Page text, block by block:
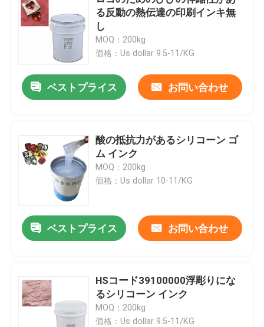
プロダクト
る反動の熱伝達の印刷インキ無
し
MOQ：200kg
価格：Us dollar 9.5-11/KG
ベストプライス お問い合わせ
酸の抵抗力があるシリコーン ゴ
ム インク
MOQ：200kg
価格：Us dollar 10-11/KG
ベストプライス お問い合わせ
HSコード39100000浮彫りにな
るシリコーン インク
MOQ：200kg
価格：Us dollar 9.5-11/KG